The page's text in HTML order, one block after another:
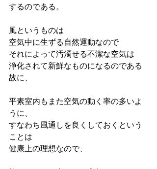
するのである。
風というものは
空気中に生ずる自然運動なので
それによって汚濁せる不潔な空気は
浄化されて新鮮なものになるのである
故に、
平素室内もまた空気の動く率の多いよ
うに、
すなわち風通しを良くしておくという
ことは
健康上の理想なので、